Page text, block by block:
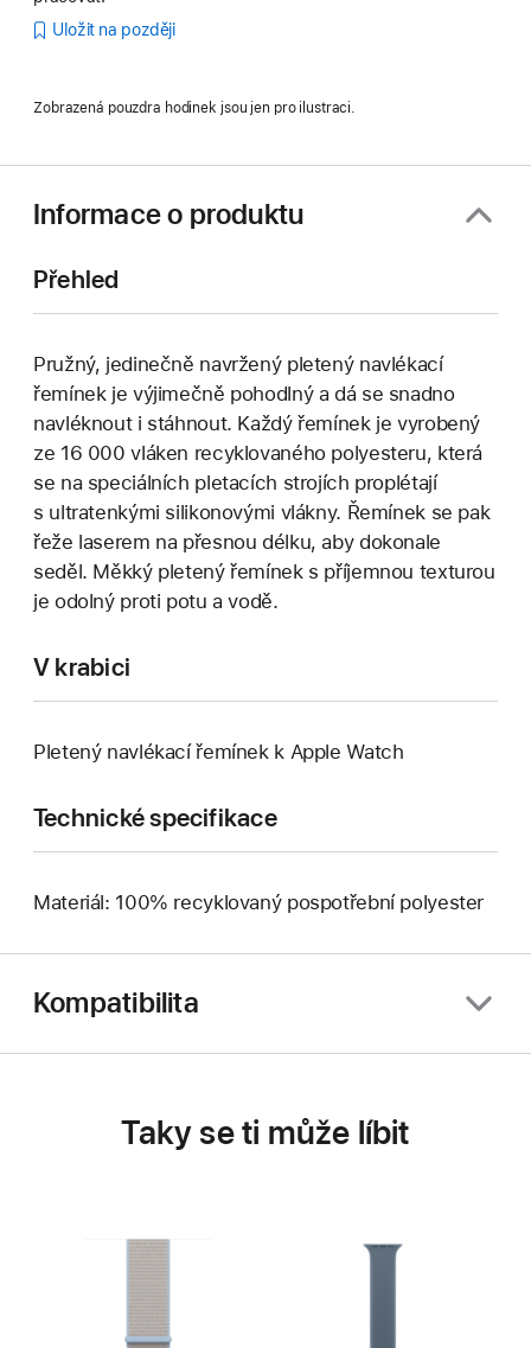
Uložit na později
Zobrazená pouzdra hodinek jsou jen pro ilustraci.
Informace o produktu
Přehled
Pružný, jedinečně navržený pletený navlékací
řemínek je výjimečně pohodlný a dá se snadno
navléknout i stáhnout. Každý řemínek je vyrobený
ze 16 000 vláken recyklovaného polyesteru, která
se na speciálních pletacích strojích proplétají
s ultratenkými silikonovými vlákny. Řemínek se pak
řeže laserem na přesnou délku, aby dokonale
seděl. Měkký pletený řemínek s příjemnou texturou
je odolný proti potu a vodě.
V krabici
Pletený navlékací řemínek k Apple Watch
Technické specifikace
Materiál: 100% recyklovaný pospotřební polyester
Kompatibilita
Taky se ti může líbit